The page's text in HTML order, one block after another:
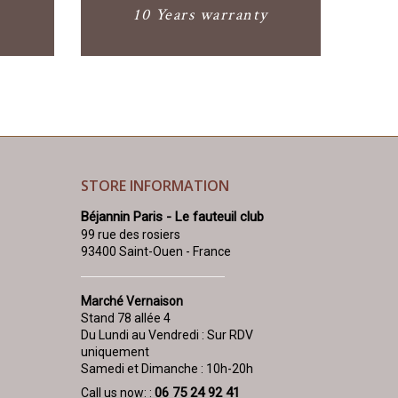
10 Years warranty
STORE INFORMATION
Béjannin Paris - Le fauteuil club
99 rue des rosiers
93400 Saint-Ouen - France
Marché Vernaison
Stand 78 allée 4
Du Lundi au Vendredi : Sur RDV
uniquement
Samedi et Dimanche : 10h-20h
Call us now: : 06 75 24 92 41